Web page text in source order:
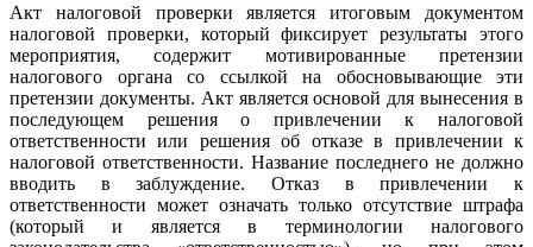
Акт налоговой проверки является итоговым документом
налоговой проверки, который фиксирует результаты этого
мероприятия, содержит мотивированные претензии
налогового органа со ссылкой на обосновывающие эти
претензии документы. Акт является основой для вынесения в
последующем решения о привлечении к налоговой
ответственности или решения об отказе в привлечении к
налоговой ответственности. Название последнего не должно
вводить в заблуждение. Отказ в привлечении к
ответственности может означать только отсутствие штрафа
(который и является в терминологии налогового